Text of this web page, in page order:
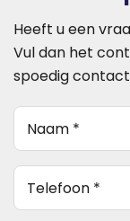
Heeft u een
Vul dan het
spoedig
Naam
telefoon